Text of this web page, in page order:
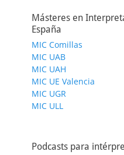
Másteres en
España
MIC Comillas
MIC UAB
MIC UAH
MIC UE Valencia
MIC UGR
MIC ULL
Podcasts para